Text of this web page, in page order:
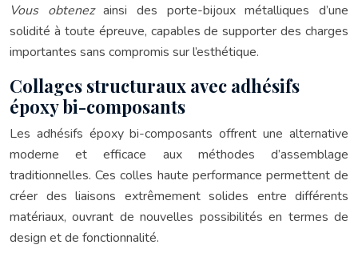
Vous obtenezainsi des porte-bijoux métalliques d’une
solidité à toute épreuve, capables de supporter des charges
importantes sans compromis sur l’esthétique.
Collages structuraux avec adhésifs
époxy bi-composants
Les adhésifs époxy bi-composants offrent une alternative
moderne et efficace aux méthodes d’assemblage
traditionnelles. Ces colles haute performance permettent de
créer des liaisons extrêmement solides entre différents
matériaux, ouvrant de nouvelles possibilités en termes de
design et de fonctionnalité.